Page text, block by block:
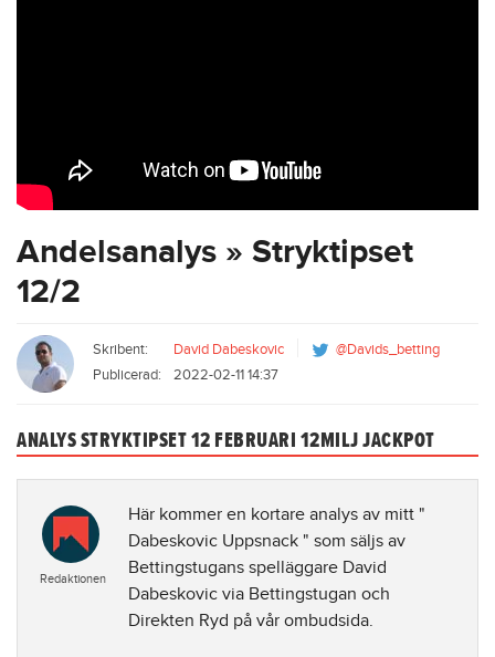
Andelsanalys » Stryktipset
12/2
Skribent: David Dabeskovic
@Davids_betting
Publicerad:
2022-02-11 14:37
ANALYS STRYKTIPSET 12 FEBRUARI 12MILJ JACKPOT
Redaktionen
Här kommer en kortare analys av mitt "
Dabeskovic Uppsnack " som säljs av
Bettingstugans spelläggare David
Dabeskovic via Bettingstugan och
Direkten Ryd på vår ombudsida.